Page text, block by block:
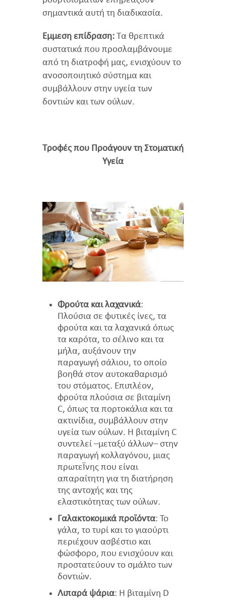
σημαντικά αυτή τη διαδικασία.
Έμμεση επίδραση: Τα θρεπτικά
συστατικά που προσλαμβάνουμε
από τη διατροφή μας, ενισχύουν το
ανοσοποιητικό σύστημα και
συμβάλλουν στην υγεία των
δοντιών και των ούλων.
Τροφές που Προάγουν τη Στοματική
Υγεία
Φρούτα και λαχανικά:
Πλούσια σε φυτικές ίνες, τα
φρούτα και τα λαχανικά όπως
τα καρότα, το σέλινο και τα
μήλα, αυξάνουν την
παραγωγή σάλιου, το οποίο
βοηθά στον αυτοκαθαρισμό
του στόματος. Επιπλέον,
φρούτα πλούσια σε βιταμίνη
C, όπως τα πορτοκάλια και τα
ακτινίδια, συμβάλλουν στην
υγεία των ούλων. Η βιταμίνη C
συντελεί –μεταξύ άλλων– στην
παραγωγή κολλαγόνου, μιας
πρωτεΐνης που είναι
απαραίτητη για τη διατήρηση
της αντοχής και της
ελαστικότητας των ούλων.
Γαλακτοκομικά προϊόντα: Το
γάλα, το τυρί και το γιαούρτι
περιέχουν ασβέστιο και
φώσφορο, που ενισχύουν και
προστατεύουν το σμάλτο των
δοντιών.
Λιπαρά ψάρια: Η βιταμίνη D